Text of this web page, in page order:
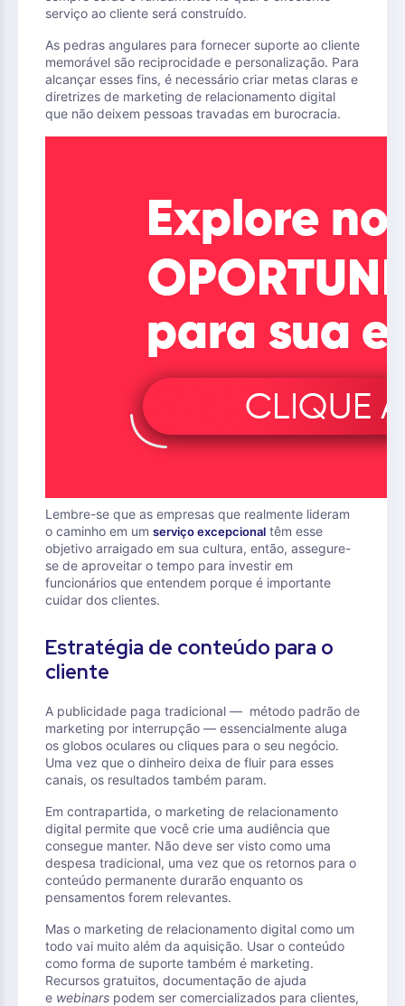
serviço ao cliente será construído.
As pedras angulares para fornecer suporte ao cliente
memorável são reciprocidade e personalização. Para
alcançar esses fins, é necessário criar metas claras e
diretrizes de marketing de relacionamento digital
que não deixem pessoas travadas em burocracia.
Lembre-se que as empresas que realmente lideram
o caminho em um serviço excepcional têm esse
objetivo arraigado em sua cultura, então, assegure-
se de aproveitar o tempo para investir em
funcionários que entendem porque é importante
cuidar dos clientes.
Estratégia de conteúdo para o
cliente
A publicidade paga tradicional — método padrão de
marketing por interrupção — essencialmente aluga
os globos oculares ou cliques para o seu negócio.
Uma vez que o dinheiro deixa de fluir para esses
canais, os resultados também param.
Em contrapartida, o marketing de relacionamento
digital permite que você crie uma audiência que
consegue manter. Não deve ser visto como uma
despesa tradicional, uma vez que os retornos para o
conteúdo permanente durarão enquanto os
pensamentos forem relevantes.
Mas o marketing de relacionamento digital como um
todo vai muito além da aquisição. Usar o conteúdo
como forma de suporte também é marketing.
Recursos gratuitos, documentação de ajuda
e webinars podem ser comercializados para clientes,